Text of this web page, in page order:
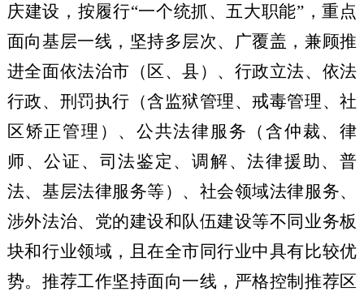
庆建设，按履行“一个统抓、五大职能”，重点
面向基层一线，坚持多层次、广覆盖，兼顾推
进全面依法治市（区、县）、行政立法、依法
行政、刑罚执行（含监狱管理、戒毒管理、社
区矫正管理）、公共法律服务（含仲裁、律
师、公证、司法鉴定、调解、法律援助、普
法、基层法律服务等） 、社会领域法律服务、
涉外法治、党的建设和队伍建设等不同 业务板
块和行业领域 ，且在全市同行业中具有比较优
势。推荐工作坚持面向一线，严格控制推荐区